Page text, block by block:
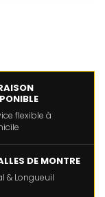
flexible à
DE MONTRE
& Longueuil